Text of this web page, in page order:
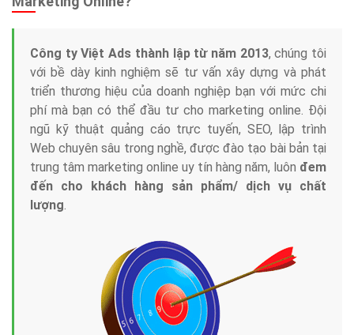
Công ty Việt Ads thành lập từ năm 2013, chúng tôi
với bề dày kinh nghiệm sẽ tư vấn xây dựng và phát
triển thương hiệu của doanh nghiệp bạn với mức chi
phí mà bạn có thể đầu tư cho marketing online. Đội
ngũ kỹ thuật quảng cáo trực tuyến, SEO, lập trình
Web chuyên sâu trong nghề, được đào tạo bài bản tại
trung tâm marketing online uy tín hàng năm, luôn đem
đến cho khách hàng sản phẩm/ dịch vụ chất
lượng.